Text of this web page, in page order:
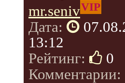
mr.senivVIP
Дата:
13:12
Рейтинг:
0
Комментарии: